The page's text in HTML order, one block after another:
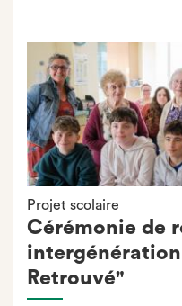
Projet scolaire
Cérémonie de
Retrouvé"